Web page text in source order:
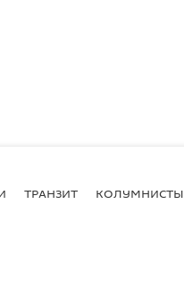
ТРАНЗИТ КОЛУМНИСТЫ